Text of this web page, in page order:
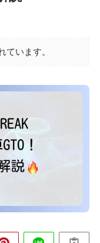
ています。